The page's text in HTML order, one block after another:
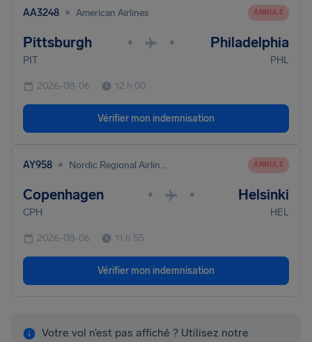
AA3248 • American Airlines ANNULÉ
Pittsburgh • • Philadelphia
PIT PHL
2026-08-06 12 h 00
Vérifier mon indemnisation
AY958 • Nordic Regional Airlines ANNULÉ
Copenhagen • • Helsinki
CPH HEL
2026-08-06 11 h 55
Vérifier mon indemnisation
Votre vol n’est pas affiché ? Utilisez notre